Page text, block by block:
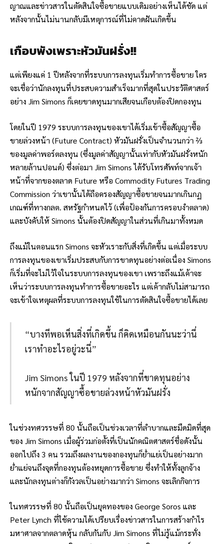
ญาณและข่าวสารในตัดสินใจซื้อขายแบบเดิมอย่างเห็นได้ชัด แต่
หลังจากนั้นไม่นานกลับมีเหตุการณ์ที่ไม่คาดฝันเกิดขึ้น
เกือบพังเพราะหัวมันฝรั่ง!!
แต่เพียงแค่ 1 ปีหลังจากที่ระบบการลงทุนเริ่มทำการซื้อขาย ใคร
จะเชื่อว่านักลงทุนที่ประสบความสำเร็จมากที่สุดในประวัติศาสตร์
อย่าง Jim Simons ก็เคยขาดทุนมากเสียจนเกือบต้องปิดกองทุน
โดยในปี 1979 ระบบการลงทุนของเขาได้เริ่มเข้าซื้อสัญญาซื้อ
ขายล่วงหน้า (Future Contract) หัวมันฝรั่งเป็นจำนวนกว่า ⅔
ของมูลค่าพอร์ตลงทุน (ซึ่งมูลค่าสัญญานั้นเท่ากับหัวมันฝรั่งหนัก
หลายล้านปอนด์) ซึ่งต่อมา Jim Simons ได้รับโทรศัพท์จากเจ้า
หน้าที่จากของตลาด Future หรือ Commodity Futures Trading
Commission ว่าเขานั้นได้ถือครองสัญญาซื้อขายจนมากเกินกฏ
เกณฑ์ที่ทางกลต. สหรัฐกำหนดไว้ (เพื่อป้องกันการครอบงำตลาด)
และบังคับให้ Simons นั้นต้องปิดสัญญาในส่วนที่เกินมาทั้งหมด
ถึงแม้ในตอนแรก Simons จะหัวเราะกับสิ่งที่เกิดขึ้น แต่เมื่อระบบ
การลงทุนของเขาเริ่มประสบกับการขาดทุนอย่างต่อเนื่อง Simons
ก็เริ่มที่จะไม่ไว้ใจในระบบการลงทุนของเขา เพราะถึงแม้เค้าจะ
เห็นว่าระบบการลงทุนทำการซื้อขายอะไร แต่เค้ากลับไม่สามารถ
จะเข้าใจเหตุผลที่ระบบการลงทุนใช้ในการตัดสินใจซื้อขายได้เลย
“บางทีพอเห็นสิ่งที่เกิดขึ้น ก็คิดเหมือนกันนะว่านี่
เราทำอะไรอยู่วะนี่”
Jim Simons ในปี 1979 หลังจากที่ขาดทุนอย่าง
หนักจากสัญญาซื้อขายล่วงหน้าหัวมันฝรั่ง
ในช่วงทศวรรษที่ 80 นั้นถือเป็นช่วงเวลาที่ลำบากและมืดมิดที่สุด
ของ Jim Simons เมื่อผู้ร่วมก่อตั้งที่เป็นนักคณิตศาสตร์ชื่อดังนั้น
ออกไปถึง 3 คน รวมถึงผลงานของกองทุนก็ย่ำแย่เป็นอย่างมาก
ย่ำแย่จนถึงจุดที่กองทุนต้องหยุดการซื้อขาย ซึ่งทำให้ทั้งลูกจ้าง
และนักลงทุนต่างก็กังวลเป็นอย่างมากว่า Simons จะเลิกกิจการ
ในทศวรรษที่ 80 นั้นถือเป็นยุคทองของ George Soros และ
Peter Lynch ที่ใช้ความได้เปรียบเรื่องข่าวสารในการสร้างกำไร
มหาศาลจากตลาดหุ้น กลับกันกับ Jim Simons ที่ไม่รู้แม้กระทั่ง